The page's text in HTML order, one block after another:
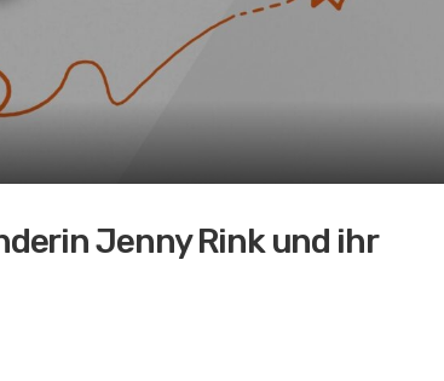
Jenny Rink und ihr